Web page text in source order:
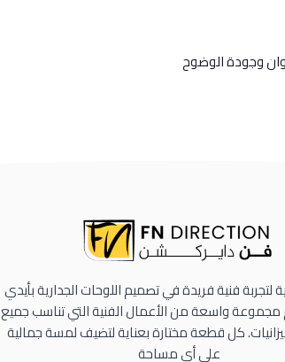
وجودة الوضوح
لتجربة فنية فريدة في تصميم اللوحات الجدارية بأيدي
واسعة من الأعمال الفنية التي تناسب جميع
كل قطعة مختارة بعناية لتضيف لمسة جمالية
على أي مساحة